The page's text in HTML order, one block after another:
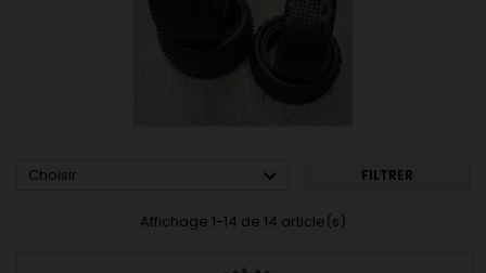
Choisir  FILTRER
Affichage 1-14 de 14 article(s)